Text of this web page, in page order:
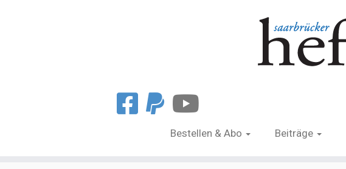
Bestellen & Abo Beiträge